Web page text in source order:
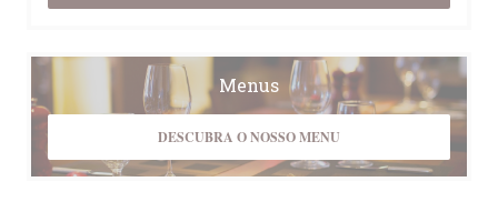
Menus
DESCUBRA O NOSSO MENU